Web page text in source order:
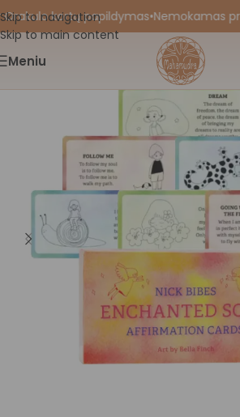
Skip to navigation
Skip to main content
kortų papildymas•Nemokamas
Meniu